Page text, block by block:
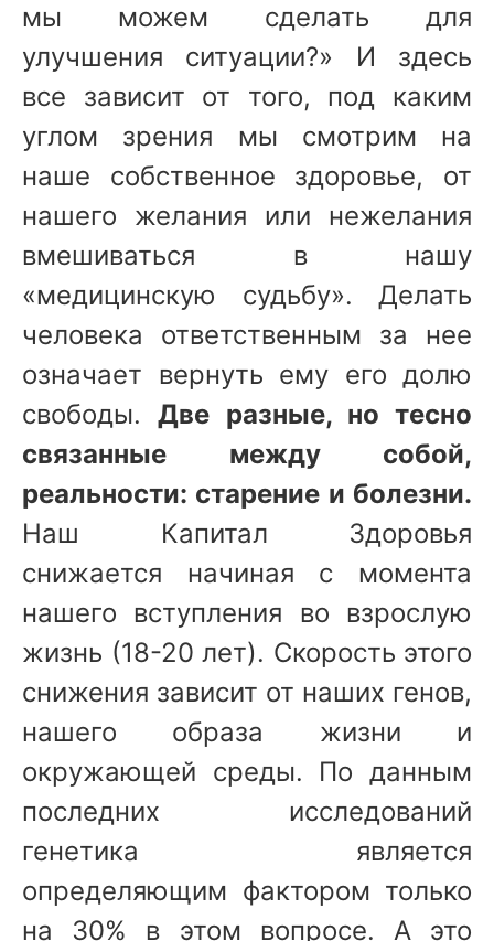
мы можем сделать для
улучшения ситуации?» И здесь
все зависит от того, под каким
углом зрения мы смотрим на
наше собственное здоровье, от
нашего желания или нежелания
вмешиваться в нашу
«медицинскую судьбу». Делать
человека ответственным за нее
означает вернуть ему его долю
свободы.Две разные, но тесно
связанные между собой,
реальности: старение и болезни.
Наш Капитал Здоровья
снижается начиная с момента
нашего вступления во взрослую
жизнь (18-20 лет). Скорость этого
снижения зависит от наших генов,
нашего образа жизни и
окружающей среды. По данным
последних исследований
генетика является
определяющим фактором только
на 30% в этом вопросе. А это